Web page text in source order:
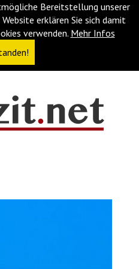
Bereitstellung unserer
erklären Sie sich damit
verwenden. Mehr Infos